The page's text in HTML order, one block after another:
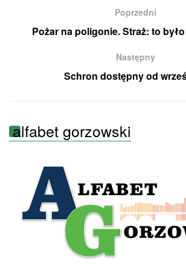
Poprzedni
Pożar na poligonie. Straż: to
Następny
Schron dostępny od
alfabet gorzowski